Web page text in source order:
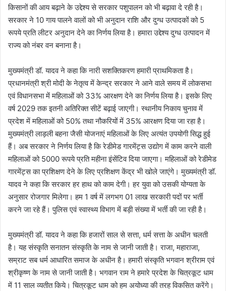
किसानों की आय बढ़ाने के उद्देश्य से सरकार पशुपालन को भी बढ़ावा दे रही है।
सरकार ने 10 गाय पालने वालों को भी अनुदान राशि और दुग्ध उत्पादकों को 5
रूपये प्रति लीटर अनुदान देने का निर्णय लिया है। हमारा उद्देश्य दुग्ध उत्पादन में
राज्य को नंबर वन बनाना है।
मुख्यमंत्री डॉ. यादव ने कहा कि नारी सशक्तिकरण हमारी प्राथमिकता है।
प्रधानमंत्री श्री मोदी के नेतृत्व में केन्द्र सरकार ने आने वाले समय में लोकसभा
एवं विधानसभा में महिलाओं को 33% आरक्षण देने का निर्णय लिया है। इसके लिए
वर्ष 2029 तक इतनी अतिरिक्त सीटें बढ़ाई जाएगी। स्थानीय निकाय चुनाव में
प्रदेश में महिलाओं को 50% तथा नौकरियों में 35% आरक्षण दिया जा रहा है।
मुख्यमंत्री लाड़ली बहना जैसी योजनाएं महिलाओं के लिए अत्यंत उपयोगी सिद्ध हुई
हैं। अब सरकार ने निर्णय लिया है कि रेडीमेड गारमेंट्स उद्योग में काम करने वाली
महिलाओं को 5000 रूपये प्रति महीना इंसेंटिव दिया जाएगा। महिलाओं को रेडीमेड
गारमेंट्स का प्रशिक्षण देने के लिए प्रशिक्षण केंद्र भी खोले जाएंगे। मुख्यमंत्री डॉ.
यादव ने कहा कि सरकार हर हाथ को काम देगी। हर युवा को उसकी योग्यता के
अनुसार रोजगार मिलेगा। हम 1 वर्ष में लगभग 01 लाख सरकारी पदों पर भर्ती
करने जा रहे हैं। पुलिस एवं स्वास्थ्य विभाग में बड़ी संख्या में भर्ती की जा रही है।
मुख्यमंत्री डॉ. यादव ने कहा कि हजारों साल से सत्ता, धर्म सत्ता के अधीन चलती
है। यह संस्कृति सनातन संस्कृति के नाम से जानी जाती है। राजा, महाराजा,
सम्राट सब धर्म आधारित समाज के अधीन है। हमारी संस्कृति भगवान श्रीराम एवं
श्रीकृष्ण के नाम से जानी जाती है। भगवान राम ने हमारे प्रदेश के चित्रकूट धाम
में 11 साल व्यतीत किये। चित्रकूट धाम को हम अयोध्या की तरह विकसित करेंगे।